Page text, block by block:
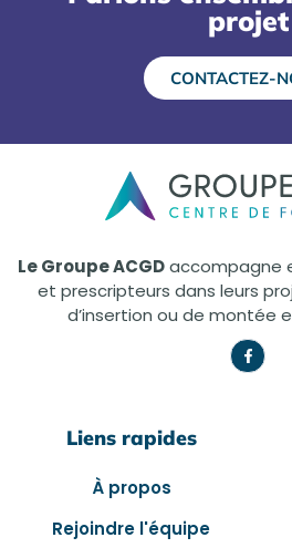
projet
CONTACTEZ-
Le Groupe ACGDaccompagne
et prescripteurs dans leurs
d’insertion ou de montée
Liens rapides
À propos
Rejoindre l'équipe